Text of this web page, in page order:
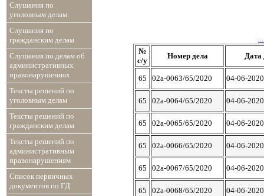
Слушания по
уголовным делам
Слушания по
гражданским делам
Слушания по делам об
административных
правонарушениях
Тексты решений по
уголовным делам
Тексты решений по
гражданским делам
Тексты решений по
административным
правонарушениям
Список первичных
документов по ГД
№
с/у
Номер дела Дата
65 02а-0063/65/2020 04-06-2020
65 02а-0064/65/2020 04-06-2020
65 02а-0065/65/2020 04-06-2020
65 02а-0066/65/2020 04-06-2020
65 02а-0067/65/2020 04-06-2020
65 02а-0068/65/2020 04-06-2020